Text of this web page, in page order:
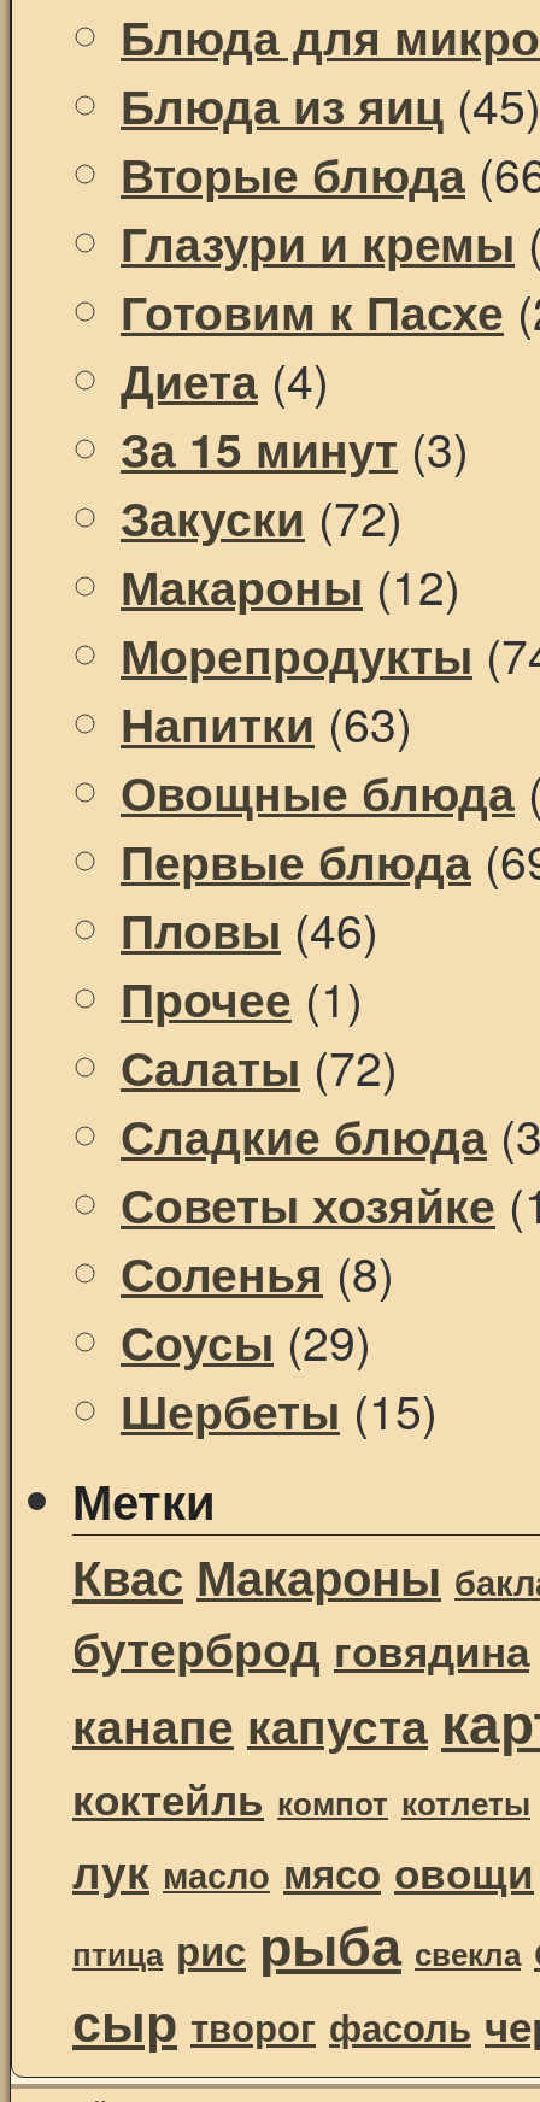
Блюда для
Блюда из яиц (45)
Вторые блюда
Глазури и кремы
Готовим к Пасхе
Диета (4)
За 15 минут (3)
Закуски (72)
Макароны (12)
Морепродукты
Напитки (63)
Овощные блюда
Первые блюда
Пловы (46)
Прочее (1)
Салаты (72)
Сладкие блюда
Советы хозяйке
Соленья (8)
Соусы (29)
Шербеты (15)
Метки
Квас Макароны
бутерброд говядина
канапе капуста
коктейль компот котлеты
лук масло мясо овощи
птица рис рыба свекла
сыр творог фасоль